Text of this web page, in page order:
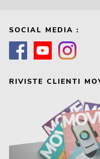
SOCIAL MEDIA :
RIVISTE CLIENTI